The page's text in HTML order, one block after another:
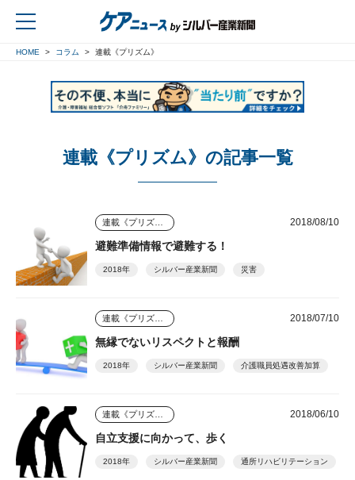
HOME コラム 連載《プリズム》
連載《プリズム》の記事一覧
2018/08/10
避難準備情報で避難する！
2018年 シルバー産業新聞 災害
2018/07/10
無縁でないリスペクトと報酬
2018年 シルバー産業新聞 介護職員処遇改善加算
2018/06/10
自立支援に向かって、歩く
2018年 シルバー産業新聞 通所リハビリテーション